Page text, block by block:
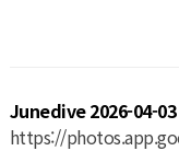
Junedive 2026-04-03
https://